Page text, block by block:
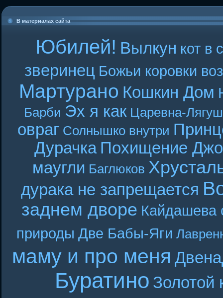
В материалах сайта
Юбилей! Вылкун кот в
зверинец Божьи коровки
Мартурано Кошкин Дом
Барби Эх я как Царевна-
овраг Солнышко внутри
Дурачка Похищение
маугли Баглюков
дурака не запрещается
заднем дворе Кайдашева
природы Две Бабы-Яги
маму и про меня
Буратино Золотой